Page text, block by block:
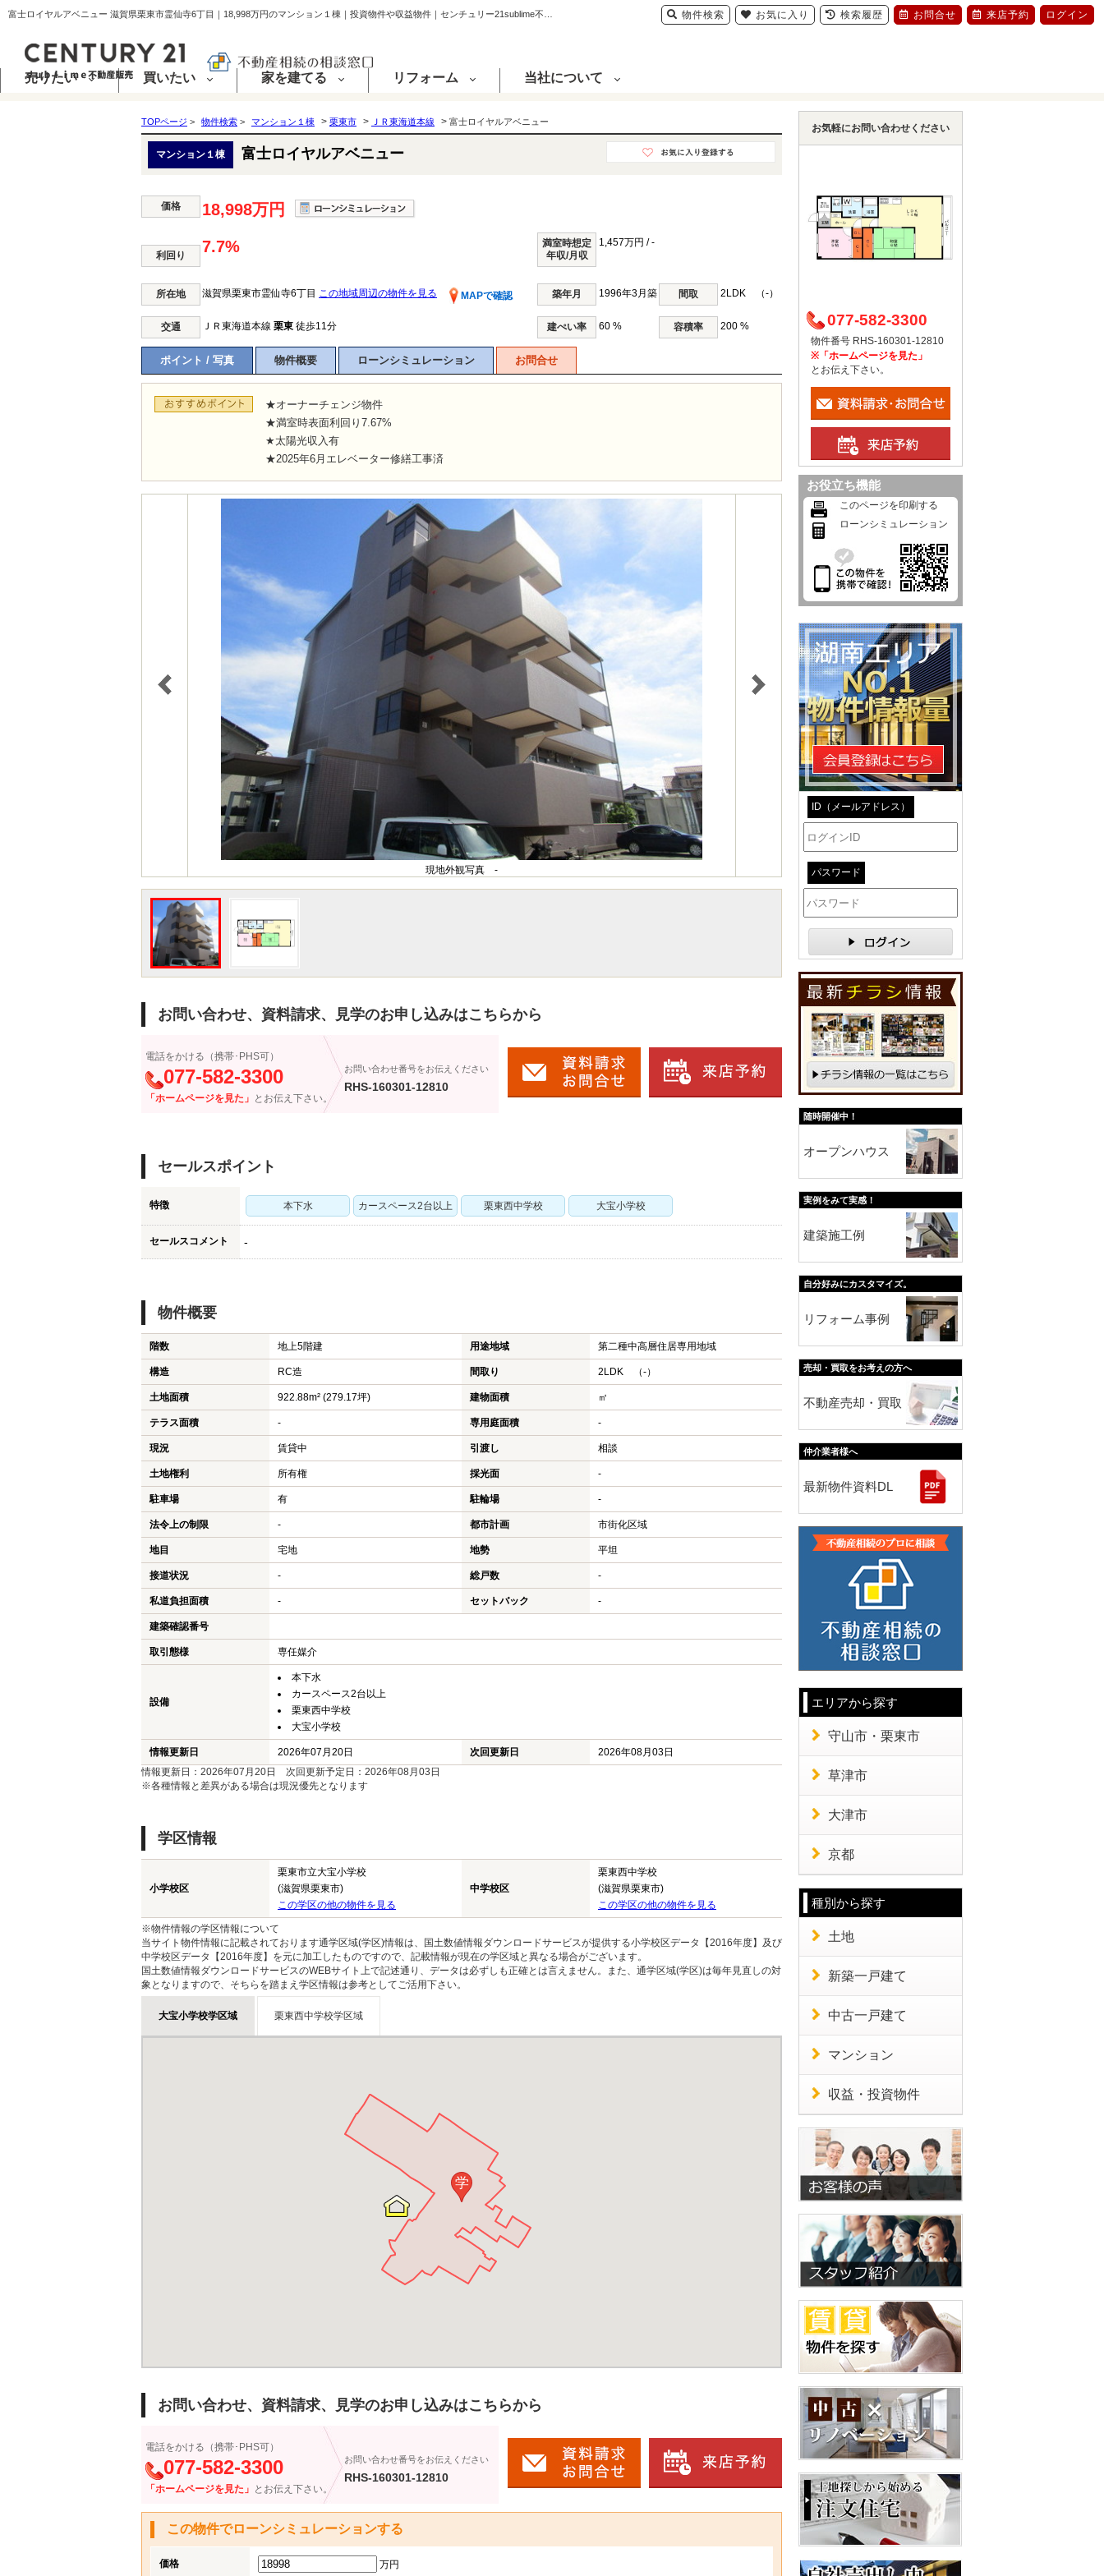
売りたい 買いたい 家を建てる リフォーム 当社について
TOPページ > 物件検索 > マンション１棟 > 栗東市 > ＪＲ東海道本線 > 富士ロイヤルアベニュー
マンション１棟 富士ロイヤルアベニュー
価格 18,998万円
利回り 7.7%
満室時想定
年収/月収
1,457万円 / -
所在地 滋賀県栗東市霊仙寺6丁目 MAPで確認
この地域周辺の物件を見る 築年月 1996年3月築 間取 2LDK （-）
交通 ＪＲ東海道本線 栗東 徒歩11分 建ぺい率 60 % 容積率 200 %
ポイント / 写真 物件概要 ローンシミュレーション お問合せ
★オーナーチェンジ物件
★満室時表面利回り7.67%
★太陽光収入有
★2025年6月エレベーター修繕工事済
現地外観写真 -
お問い合わせ、資料請求、見学のお申し込みはこちらから
電話をかける（携帯･PHS可）
077-582-3300
「ホームページを見た」 とお伝え下さい。
お問い合わせ番号をお伝えください
RHS-160301-12810
セールスポイント
特徴 本下水 カースペース2台以上 栗東西中学校 大宝小学校
セールスコメント -
物件概要
階数 地上5階建 用途地域 第二種中高層住居専用地域
構造 RC造 間取り 2LDK （-）
土地面積 922.88m² (279.17坪) 建物面積 ㎡
テラス面積 - 専用庭面積 -
現況 賃貸中 引渡し 相談
土地権利 所有権 採光面 -
駐車場 有 駐輪場 -
法令上の制限 - 都市計画 市街化区域
地目 宅地 地勢 平坦
接道状況 - 総戸数 -
私道負担面積 - セットバック -
建築確認番号
取引態様 専任媒介
設備
本下水
カースペース2台以上
栗東西中学校
大宝小学校
情報更新日 2026年07月20日 次回更新日
2026年08月03日
情報更新日：2026年07月20日 次回更新予定日：2026年08月03日
※各種情報と差異がある場合は現況優先となります
学区情報
小学校区
栗東市立大宝小学校
(滋賀県栗東市)
この学区の他の物件を見る
中学校区
栗東西中学校
(滋賀県栗東市)
この学区の他の物件を見る
※物件情報の学区情報について
当サイト物件情報に記載されております通学区域(学区)情報は、国土数値情報ダウンロードサービスが提供する小学校区データ【2016年度】及び
中学校区データ【2016年度】を元に加工したものですので、記載情報が現在の学区域と異なる場合がございます。
国土数値情報ダウンロードサービスのWEBサイト上で記述通り、データは必ずしも正確とは言えません。また、通学区域(学区)は毎年見直しの対
象となりますので、そちらを踏まえ学区情報は参考としてご活用下さい。
大宝小学校学区域 栗東西中学校学区域
学
お問い合わせ、資料請求、見学のお申し込みはこちらから
電話をかける（携帯･PHS可）
077-582-3300
「ホームページを見た」 とお伝え下さい。
お問い合わせ番号をお伝えください
RHS-160301-12810
この物件でローンシミュレーションする
価格 万円
お気軽にお問い合わせください
077-582-3300
物件番号 RHS-160301-12810
※「ホームページを見た」
とお伝え下さい。
お役立ち機能
このページを印刷する
ローンシミュレーション
ID（メールアドレス）
パスワード
随時開催中！
オープンハウス
実例をみて実感！
建築施工例
自分好みにカスタマイズ。
リフォーム事例
売却・買取をお考えの方へ
不動産売却・買取
仲介業者様へ
最新物件資料DL
エリアから探す
守山市・栗東市
草津市
大津市
京都
種別から探す
土地
新築一戸建て
中古一戸建て
マンション
収益・投資物件
物件検索 お気に入り 検索履歴 お問合せ 来店予約 ログイン